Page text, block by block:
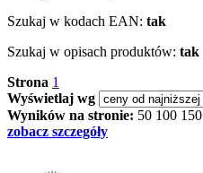
Szukaj w kodach EAN: tak
Szukaj w opisach produktów: tak
Strona 1
Wyświetlaj wg
Wyników na stronie: 50 100 150
zobacz szczegóły